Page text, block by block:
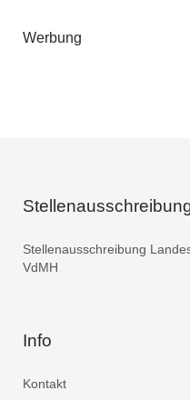
Werbung
Stellenausschreibung
VdMH
Info
Kontakt